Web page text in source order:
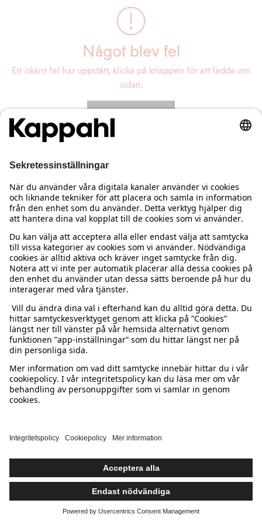
Något blev fel
Ett okänt fel har uppstått, klicka på knappen för att ladda om
sidan.